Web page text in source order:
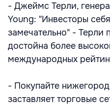
- Джеймс Терли,
Young: "Инвесторы
замечательно" - Терли
достойна более
международных
- Покупайте
заставляет торговые